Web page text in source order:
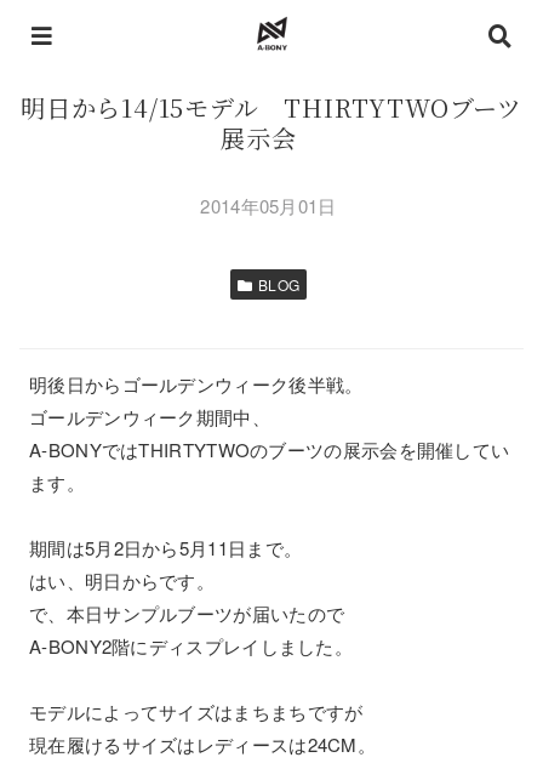
明日から14/15モデル THIRTYTWOブーツ
展示会
2014年05月01日
BLOG
明後日からゴールデンウィーク後半戦。
ゴールデンウィーク期間中、
A-BONYではTHIRTYTWOのブーツの展示会を開催してい
ます。
期間は5月2日から5月11日まで。
はい、明日からです。
で、本日サンプルブーツが届いたので
A-BONY2階にディスプレイしました。
モデルによってサイズはまちまちですが
現在履けるサイズはレディースは24CM。